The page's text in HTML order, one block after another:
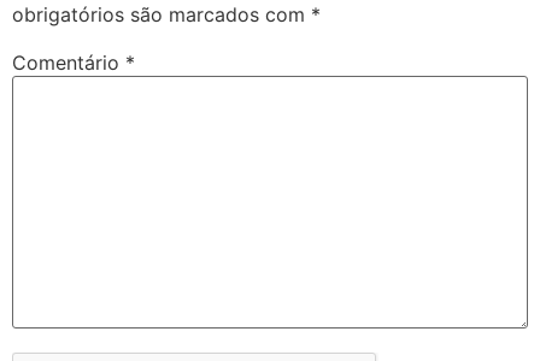
obrigatórios são marcados com *
Comentário *